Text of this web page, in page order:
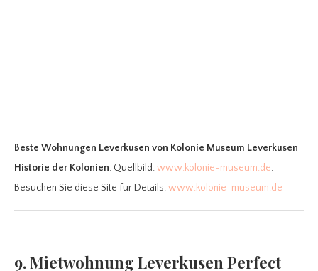
Beste Wohnungen Leverkusen von Kolonie Museum Leverkusen
Historie der Kolonien. Quellbild:www.kolonie-museum.de.
Besuchen Sie diese Site für Details:www.kolonie-museum.de
9. Mietwohnung Leverkusen Perfect